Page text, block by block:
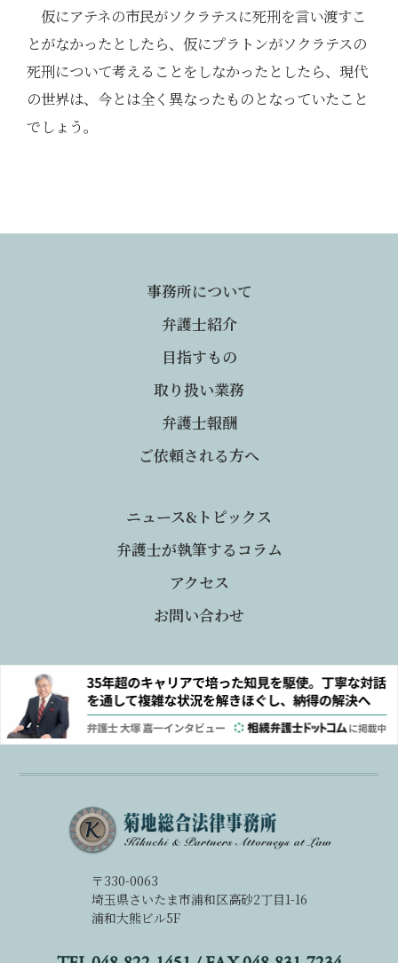
仮にアテネの市民がソクラテスに死刑を言い渡すこ
とがなかったとしたら、仮にプラトンがソクラテスの
死刑について考えることをしなかったとしたら、現代
の世界は、今とは全く異なったものとなっていたこと
でしょう。
事務所について
弁護士紹介
目指すもの
取り扱い業務
弁護士報酬
ご依頼される方へ
ニュース&トピックス
弁護士が執筆するコラム
アクセス
お問い合わせ
〒330-0063
埼玉県さいたま市浦和区高砂2丁目1-16
浦和大熊ビル5F